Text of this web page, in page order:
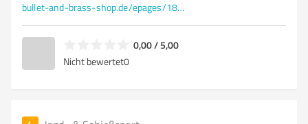
bullet-and-brass-shop.de/epages/18341f60-62d9-4f56-83fc-33fa135ad6bb.sf/de_DE/?ObjectPath=Categories
0,00 / 5,00
Nicht bewertet0